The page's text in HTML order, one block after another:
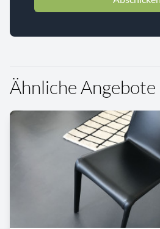
Ähnliche Angebote